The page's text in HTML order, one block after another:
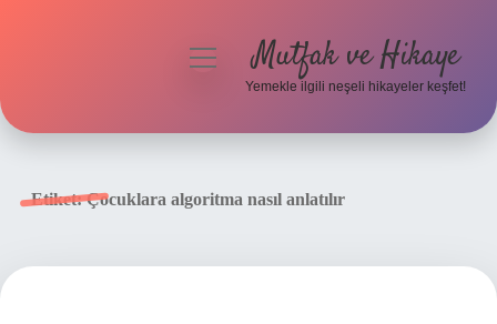
menüyüMutfak ve Hikaye
Yemekle ilgili neşeli hikayeler keşfet!
Etiket:Çocuklara algoritma nasıl anlatılır